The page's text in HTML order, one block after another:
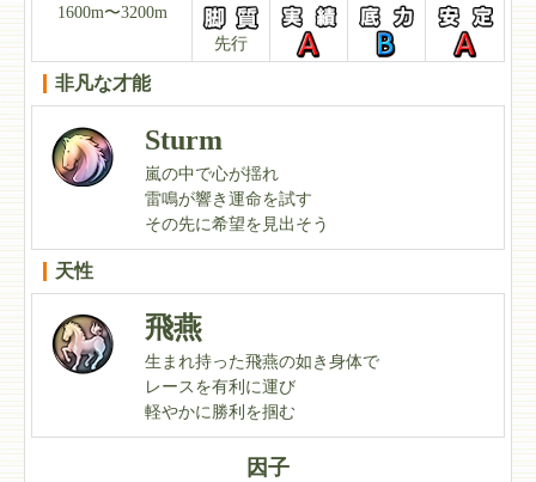
1600m〜3200m
先行
非凡な才能
Sturm
嵐の中で心が揺れ
雷鳴が響き運命を試す
その先に希望を見出そう
天性
飛燕
生まれ持った飛燕の如き身体で
レースを有利に運び
軽やかに勝利を掴む
因子